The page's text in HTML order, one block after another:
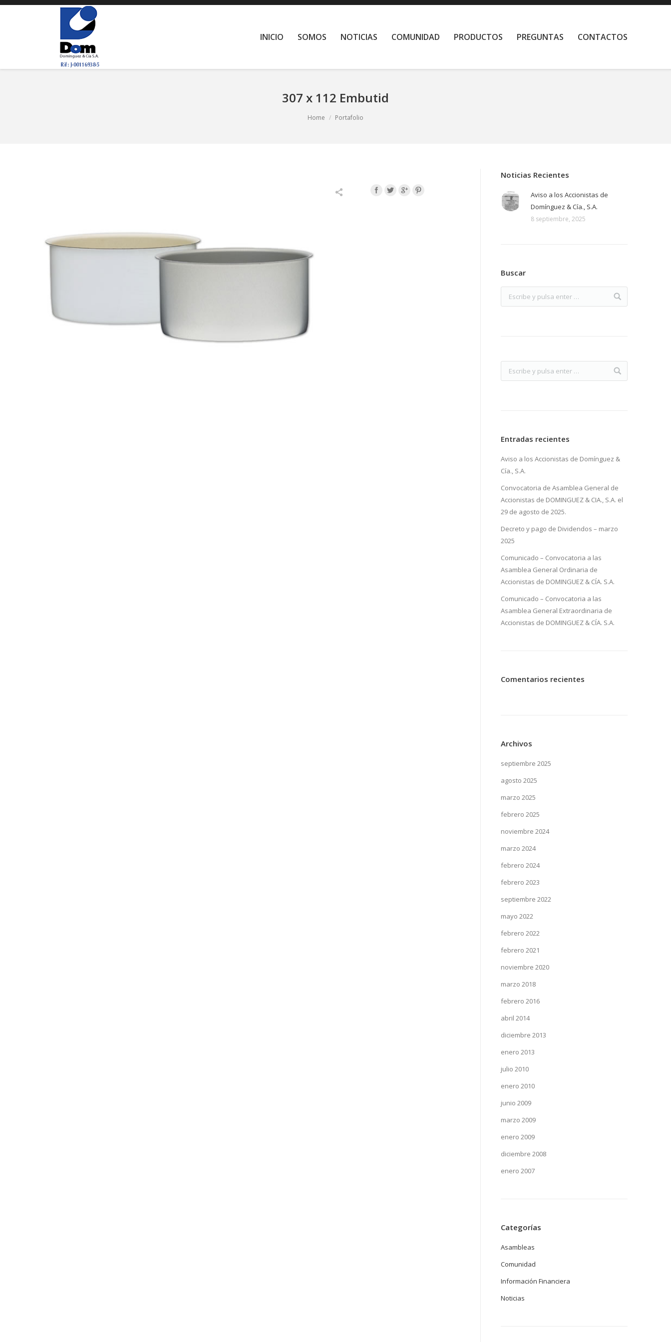
INICIO SOMOS NOTICIAS COMUNIDAD PRODUCTOS PREGUNTAS CONTACTOS
307 x 112 Embutid
Home Portafolio
Noticias Recientes
Aviso a los Accionistas de
Domínguez & Cía., S.A.
8 septiembre, 2025
Buscar
Entradas recientes
Aviso a los Accionistas de Domínguez &
Cía., S.A.
Convocatoria de Asamblea General de
Accionistas de DOMINGUEZ & CIA., S.A. el
29 de agosto de 2025.
Decreto y pago de Dividendos – marzo
2025
Comunicado – Convocatoria a las
Asamblea General Ordinaria de
Accionistas de DOMINGUEZ & CÍA. S.A.
Comunicado – Convocatoria a las
Asamblea General Extraordinaria de
Accionistas de DOMINGUEZ & CÍA. S.A.
Comentarios recientes
Archivos
septiembre 2025
agosto 2025
marzo 2025
febrero 2025
noviembre 2024
marzo 2024
febrero 2024
febrero 2023
septiembre 2022
mayo 2022
febrero 2022
febrero 2021
noviembre 2020
marzo 2018
febrero 2016
abril 2014
diciembre 2013
enero 2013
julio 2010
enero 2010
junio 2009
marzo 2009
enero 2009
diciembre 2008
enero 2007
Categorías
Asambleas
Comunidad
Información Financiera
Noticias